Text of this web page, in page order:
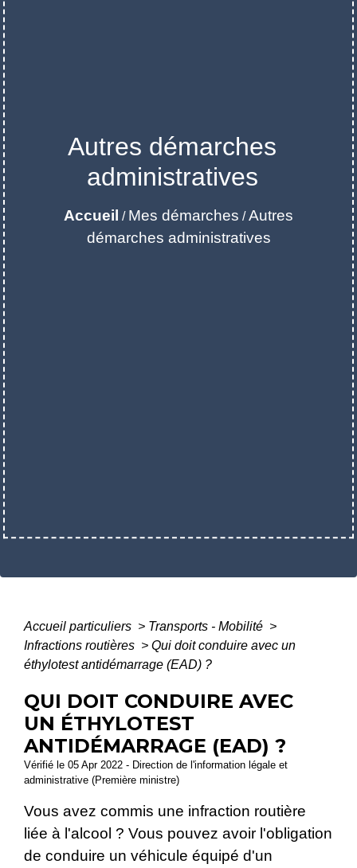
Autres démarches
administratives
Accueil / Mes démarches /Autres
démarches administratives
Accueil particuliers > Transports - Mobilité >
Infractions routières > Qui doit conduire avec un
éthylotest antidémarrage (EAD) ?
QUI DOIT CONDUIRE AVEC
UN ÉTHYLOTEST
ANTIDÉMARRAGE (EAD) ?
Vérifié le 05 Apr 2022 - Direction de l'information légale et
administrative (Première ministre)
Vous avez commis une infraction routière
liée à l'alcool ? Vous pouvez avoir l'obligation
de conduire un véhicule équipé d'un